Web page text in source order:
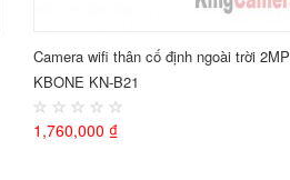
Camera wifi thân cố định ngoài trời 2MP
KBONE KN-B21
1,760,000 ₫